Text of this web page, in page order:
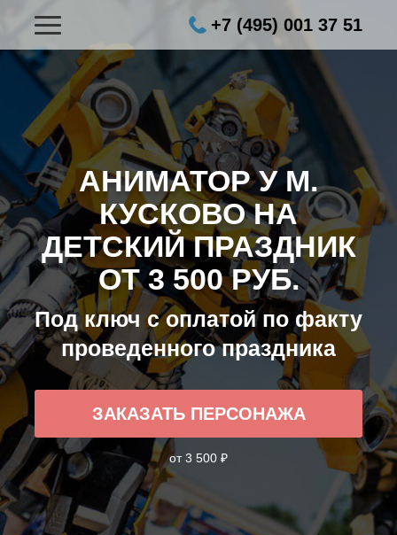
+7 (495) 001 37 51
АНИМАТОР У М.
КУСКОВО НА
ДЕТСКИЙ ПРАЗДНИК
ОТ 3 500 РУБ.
Под ключ с оплатой по факту
проведенного праздника
ЗАКАЗАТЬ ПЕРСОНАЖА
от 3 500 ₽